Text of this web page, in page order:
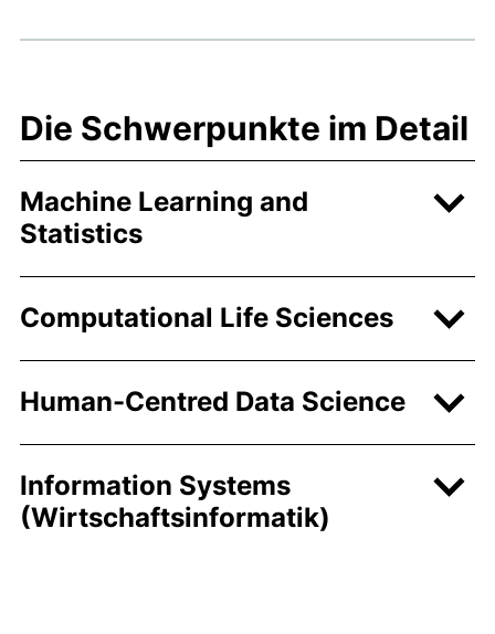
Die Schwerpunkte im Detail
Machine Learning and
Statistics
Computational Life Sciences
Human-Centred Data Science
Information Systems
(Wirtschaftsinformatik)